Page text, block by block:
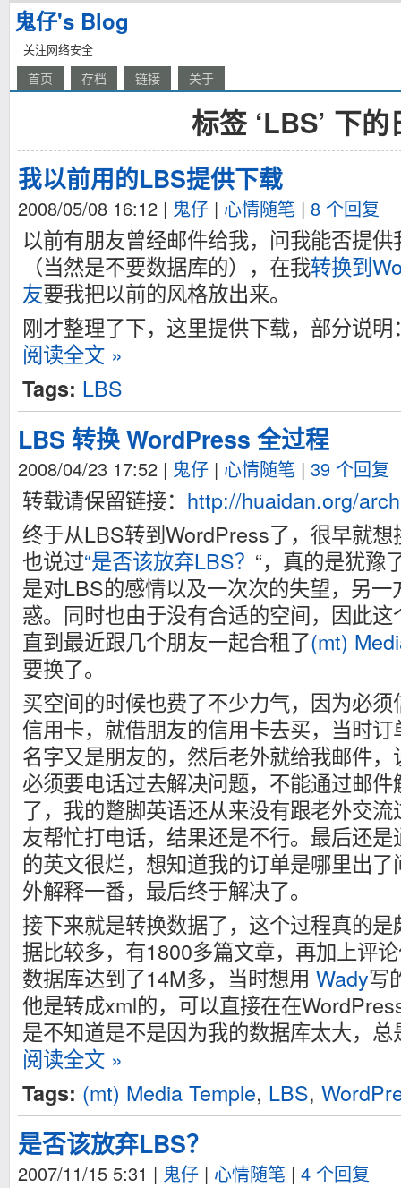
鬼仔's Blog
关注网络安全
首页 存档 链接 关于
标签 ‘LBS’ 下的
我以前用的LBS提供下载
2008/05/08 16:12 | 鬼仔 | 心情随笔 | 8 个回复
以前有朋友曾经邮件给我，问我能否提
（当然是不要数据库的），在我转换到
友要我把以前的风格放出来。
刚才整理了下，这里提供下载，部分说明
阅读全文 »
Tags: LBS
LBS 转换 WordPress 全过程
2008/04/23 17:52 | 鬼仔 | 心情随笔 | 39 个回复
转载请保留链接： http://huaidan.org/
终于从LBS转到WordPress了，很早就
也说过“是否该放弃LBS？ “，真的是犹豫
是对LBS的感情以及一次次的失望，另
惑。同时也由于没有合适的空间，因此
直到最近跟几个朋友一起合租了(mt)
要换了。
买空间的时候也费了不少力气，因为必
信用卡，就借朋友的信用卡去买，当时
名字又是朋友的，然后老外就给我邮件
必须要电话过去解决问题，不能通过邮
了，我的蹩脚英语还从来没有跟老外交
友帮忙打电话，结果还是不行。最后还
的英文很烂，想知道我的订单是哪里出
外解释一番，最后终于解决了。
接下来就是转换数据了，这个过程真的
据比较多，有1800多篇文章，再加上评
数据库达到了14M多，当时想用 Wady写
他是转成xml的，可以直接在在
是不知道是不是因为我的数据库太大，
阅读全文 »
Tags: (mt) Media Temple, LBS,
是否该放弃LBS？
2007/11/15 5:31 | 鬼仔 | 心情随笔 | 4 个回复